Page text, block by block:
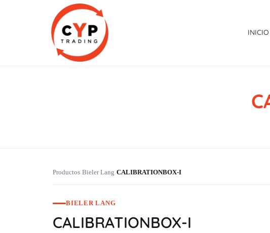
INICIO
Productos›Bieler Lang›CALIBRATIONBOX-I
BIELER LANG
CALIBRATIONBOX-I